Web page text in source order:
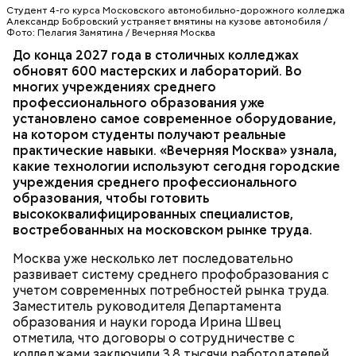
Студент 4-го курса Московского автомобильно-дорожного колледжа
Александр Бобровский устраняет вмятины на кузове автомобиля /
Фото: Пелагия Замятина / Вечерняя Москва
До конца 2027 года в столичных колледжах
обновят 600 мастерских и лабораторий. Во
многих учреждениях среднего
профессионального образования уже
установлено самое современное оборудование,
на котором студенты получают реальные
практические навыки. «Вечерняя Москва» узнала,
какие технологии используют сегодня городские
учреждения среднего профессионального
образования, чтобы готовить
высококвалифицированных специалистов,
востребованных на московском рынке труда.
Москва уже несколько лет последовательно
развивает систему среднего профобразования с
учетом современных потребностей рынка труда.
Заместитель руководителя Департамента
образования и науки города Ирина Швец
отметила, что договоры о сотрудничестве с
— С учетом их запросов обновлены все
образовательные программы, а практика теперь
занимает не менее 70 процентов учебного
времени, — рассказала она. — Чтобы повысить
качество обучения, мы переоснастили полторы
тысячи мастерских и лабораторий. Ирина Швец
сообщила, что к 2031 году планируется полностью
обновить инфраструктуру городских колледжей, в
том числе — построить семь новых, где будут
обучаться более 60 тысяч студентов.
ОБРАЗОВАНИЕ МОСКВА КОЛЛЕДЖИ
— Увидев, как здесь все устроено, послушав
рассказы режиссеров, актеров, я по-другому стала
смотреть на кинематограф. Думаю, что мне было
Мария добавила, что здесь она увидела:
киношники работают многозадачно, что отлично
подошло бы ей по складу ума и характера.
Возведение в Москве социальных объектов
соответствует целям и инициативам
национального проекта
жизни».